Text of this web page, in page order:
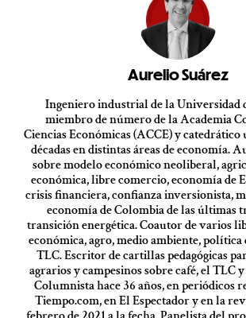
Aurelio Suárez
Ingeniero industrial de la Universidad
miembro de número de la Academia
Ciencias Económicas (ACCE) y
décadas en distintas áreas de economía.
sobre modelo económico neoliberal,
económica, libre comercio, economía de
crisis financiera, confianza inversionista,
economía de Colombia de las últimas
transición energética. Coautor de varios
económica, agro, medio ambiente, política
TLC. Escritor de cartillas pedagógicas
agrarios y campesinos sobre café, el TLC
Columnista hace 36 años, en periódicos
Tiempo.com, en El Espectador y en la